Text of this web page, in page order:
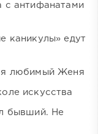
с антифанатами
каникулы» едут
любимый Женя
искусства
бывший. Не